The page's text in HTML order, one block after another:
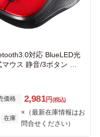
対応 BlueLED光
ウス 静音/3ボタン レ
価格 2,981円(税込)
在庫
×（最新在庫情報はお
問合せください）